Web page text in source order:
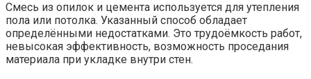
Смесь из опилок и цемента используется для утепления
пола или потолка. Указанный способ обладает
определёнными недостатками. Это трудоёмкость работ,
невысокая эффективность, возможность проседания
материала при укладке внутри стен.